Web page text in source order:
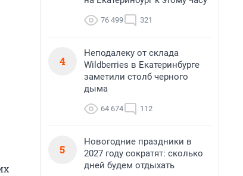
76 499 321
4
Неподалеку от склада
Wildberries в Екатеринбурге
заметили столб черного
дыма
64 674 112
5
Новогодние праздники в
2027 году сократят: сколько
дней будем отдыхать